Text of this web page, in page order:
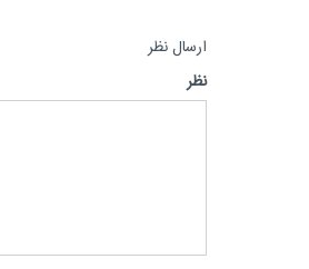
ارسال نظر
نظر